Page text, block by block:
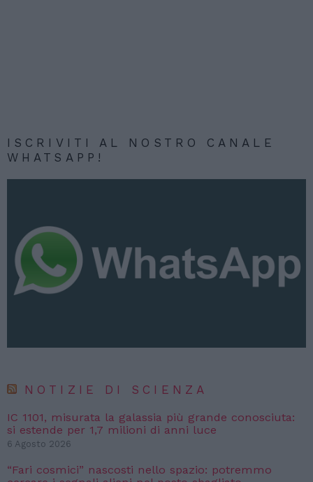
ISCRIVITI AL NOSTRO CANALE
WHATSAPP!
NOTIZIE DI SCIENZA
IC 1101, misurata la galassia più grande conosciuta:
si estende per 1,7 milioni di anni luce
6 Agosto 2026
“Fari cosmici” nascosti nello spazio: potremmo